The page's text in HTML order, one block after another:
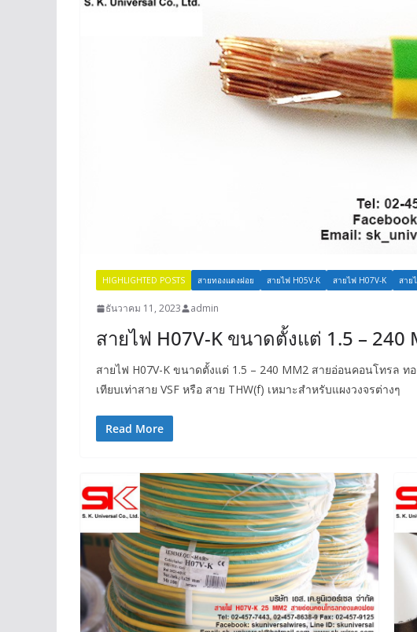
HIGHLIGHTED POSTS สายทองแดงฝอย สายไฟ H05V-K สายไฟ H07V-K สาย
ธันวาคม 11, 2023 admin
สายไฟ H07V-K ขนาดตั้งแต่ 1.5 – 240
สายไฟ H07V-K ขนาดตั้งแต่ 1.5 – 240 MM2 สายอ่อนคอนโทรล ท
เทียบเท่าสาย VSF หรือ สาย THW(f) เหมาะสำหรับแผงวงจรต่างๆ
Read More